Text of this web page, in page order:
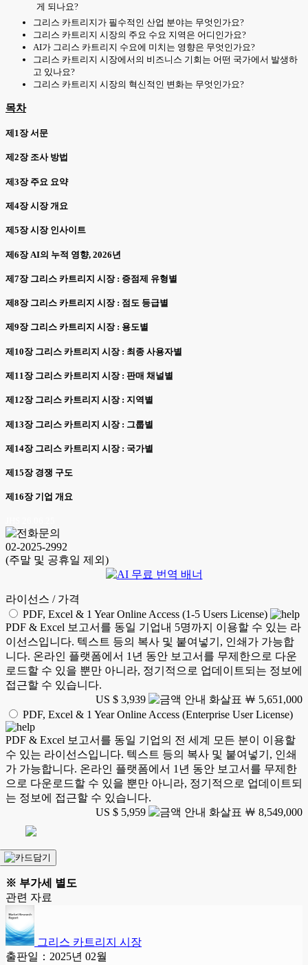
게 되나요?
그리스 카트리지가 필수적인 산업 분야는 무엇인가요?
그리스 카트리지 시장의 주요 수요 지역은 어디인가요?
AI가 그리스 카트리지 수요에 미치는 영향은 무엇인가요?
그리스 카트리지 시장에서의 비즈니스 기회는 어떤 국가에서 발생하
고 있나요?
그리스 카트리지 시장의 혁신적인 변화는 무엇인가요?
목차
제1장 서문
제2장 조사 방법
제3장 주요 요약
제4장 시장 개요
제5장 시장 인사이트
제6장 AI의 누적 영향, 2026년
제7장 그리스 카트리지 시장 : 증점제 유형별
제8장 그리스 카트리지 시장 : 점도 등급별
제9장 그리스 카트리지 시장 : 용도별
제10장 그리스 카트리지 시장 : 최종 사용자별
제11장 그리스 카트리지 시장 : 판매 채널별
제12장 그리스 카트리지 시장 : 지역별
제13장 그리스 카트리지 시장 : 그룹별
제14장 그리스 카트리지 시장 : 국가별
제15장 경쟁 구도
제16장 기업 개요
02-2025-2992
(주말 및 공휴일 제외)
라이선스 / 가격
PDF, Excel & 1 Year Online Access (1-5 Users License)
PDF & Excel 보고서를 동일 기업내 5명까지 이용할 수 있는 라
이선스입니다. 텍스트 등의 복사 및 붙여넣기, 인쇄가 가능합
니다. 온라인 플랫폼에서 1년 동안 보고서를 무제한으로 다운
로드할 수 있을 뿐만 아니라, 정기적으로 업데이트되는 정보에
접근할 수 있습니다.
US $ 3,939
￦ 5,651,000
PDF, Excel & 1 Year Online Access (Enterprise User License)
PDF & Excel 보고서를 동일 기업의 전 세계 모든 분이 이용할
수 있는 라이선스입니다. 텍스트 등의 복사 및 붙여넣기, 인쇄
가 가능합니다. 온라인 플랫폼에서 1년 동안 보고서를 무제한
으로 다운로드할 수 있을 뿐만 아니라, 정기적으로 업데이트되
는 정보에 접근할 수 있습니다.
US $ 5,959
￦ 8,549,000
※ 부가세 별도
관련 자료
그리스 카트리지 시장
출판일：2025년 02월